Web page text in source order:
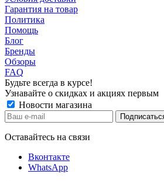
Гарантия на товар
Политика
Помощь
Блог
Бренды
Обзоры
FAQ
Будьте всегда в курсе!
Узнавайте о скидках и акциях первым
Новости магазина
Оставайтесь на связи
Вконтакте
WhatsApp